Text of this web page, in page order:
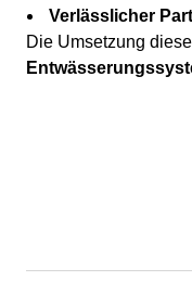
Verlässlicher
Die Umsetzung